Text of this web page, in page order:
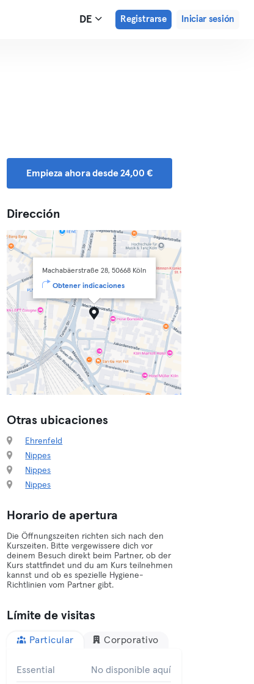
DE Registrarse Iniciar sesión
Empieza ahora desde 24,00 €
Dirección
Machabäerstraße 28, 50668 Köln
Obtener indicaciones
Otras ubicaciones
Ehrenfeld
Nippes
Nippes
Nippes
Horario de apertura
Die Öffnungszeiten richten sich nach den
Kurszeiten. Bitte vergewissere dich vor
deinem Besuch direkt beim Partner, ob der
Kurs stattfindet und du am Kurs teilnehmen
kannst und ob es spezielle Hygiene-
Richtlinien vom Partner gibt.
Límite de visitas
Particular Corporativo
Essential No disponible aquí